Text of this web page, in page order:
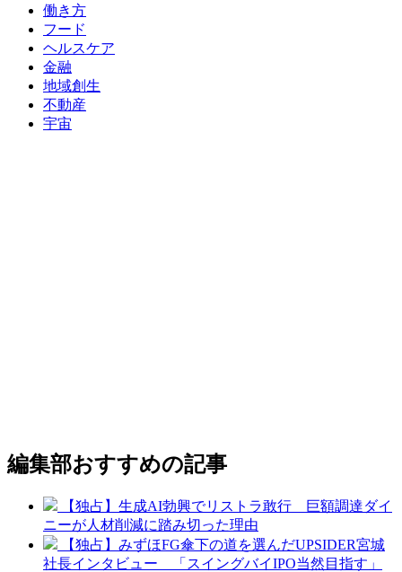
働き方
フード
ヘルスケア
金融
地域創生
不動産
宇宙
編集部おすすめの記事
【独占】生成AI勃興でリストラ敢行 巨額調達ダイ
ニーが人材削減に踏み切った理由
【独占】みずほFG傘下の道を選んだUPSIDER宮城
社長インタビュー 「スイングバイIPO当然目指す」